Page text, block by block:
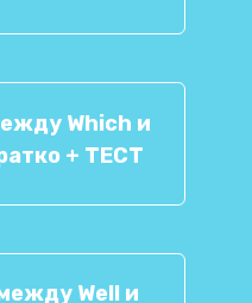
Which и
+ ТЕСТ
Well и